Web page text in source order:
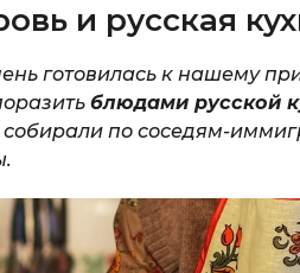
и русская
готовилась к нашему
блюдами русской
по соседям-